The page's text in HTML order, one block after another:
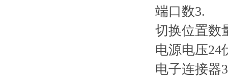
端口数3.
切换位置数
电源电压24
电子连接器